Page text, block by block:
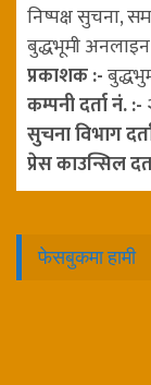
निष्पक्ष सुचना,
बुद्धभूमी
प्रकाशक :-
कम्पनी दर्ता नं. :-
सुचना विभाग
प्रेस काउन्सिल
फेसबुकमा हामी